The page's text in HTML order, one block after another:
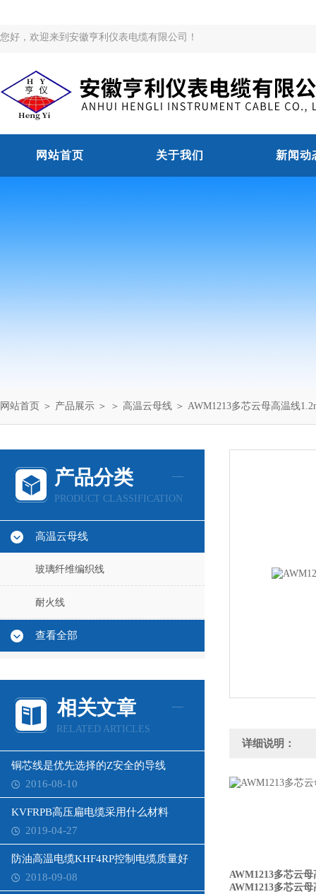
您好，欢迎来到安徽亨利仪表电缆有限公司！
网站首页 关于我们 新闻动
网站首页 ＞ 产品展示 ＞ ＞ 高温云母线 ＞ AWM1213多芯云母高温线
产品分类
PRODUCT CLASSIFICATION
高温云母线
玻璃纤维编织线
耐火线
查看全部
相关文章
RELATED ARTICLES
铜芯线是优先选择的Z安全的导线
2016-08-10
KVFRPB高压扁电缆采用什么材料
2019-04-27
防油高温电缆KHF4RP控制电缆质量好
2018-09-08
详细说明：
AWM1213多芯云
AWM1213多芯云